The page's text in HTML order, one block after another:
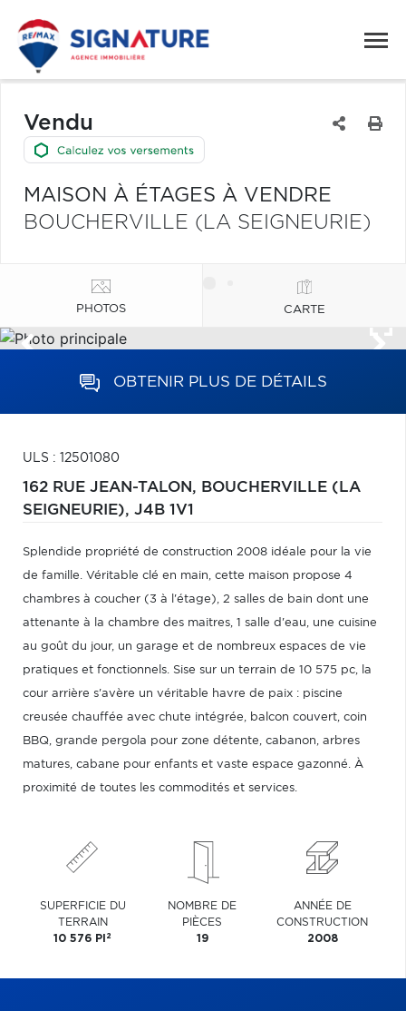
Vendu
MAISON À ÉTAGES À VENDRE
BOUCHERVILLE (LA SEIGNEURIE)
PHOTOS CARTE
OBTENIR PLUS DE DÉTAILS
ULS : 12501080
162 RUE JEAN-TALON, BOUCHERVILLE (LA
SEIGNEURIE), J4B 1V1
Splendide propriété de construction 2008 idéale pour la vie
de famille. Véritable clé en main, cette maison propose 4
chambres à coucher (3 à l'étage), 2 salles de bain dont une
attenante à la chambre des maitres, 1 salle d'eau, une cuisine
au goût du jour, un garage et de nombreux espaces de vie
pratiques et fonctionnels. Sise sur un terrain de 10 575 pc, la
cour arrière s'avère un véritable havre de paix : piscine
creusée chauffée avec chute intégrée, balcon couvert, coin
BBQ, grande pergola pour zone détente, cabanon, arbres
matures, cabane pour enfants et vaste espace gazonné. À
proximité de toutes les commodités et services.
SUPERFICIE DU
TERRAIN
10 576 PI 2
NOMBRE DE
PIÈCES
19
ANNÉE DE
CONSTRUCTION
2008